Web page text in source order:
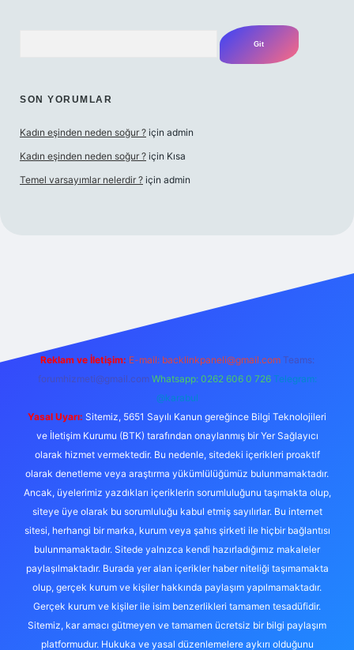
SON YORUMLAR
Kadın eşinden neden soğur ? için admin
Kadın eşinden neden soğur ? için Kısa
Temel varsayımlar nelerdir ? için admin
Reklam ve İletişim: E-mail: backlinkpaneli@gmail.com Teams:
forumhizmeti@gmail.com Whatsapp: 0262 606 0 726 Telegram:
@karabul
Yasal Uyarı: Sitemiz, 5651 Sayılı Kanun gereğince Bilgi Teknolojileri
ve İletişim Kurumu (BTK) tarafından onaylanmış bir Yer Sağlayıcı
olarak hizmet vermektedir. Bu nedenle, sitedeki içerikleri proaktif
olarak denetleme veya araştırma yükümlülüğümüz bulunmamaktadır.
Ancak, üyelerimiz yazdıkları içeriklerin sorumluluğunu taşımakta olup,
siteye üye olarak bu sorumluluğu kabul etmiş sayılırlar. Bu internet
sitesi, herhangi bir marka, kurum veya şahıs şirketi ile hiçbir bağlantısı
bulunmamaktadır. Sitede yalnızca kendi hazırladığımız makaleler
paylaşılmaktadır. Burada yer alan içerikler haber niteliği taşımamakta
olup, gerçek kurum ve kişiler hakkında paylaşım yapılmamaktadır.
Gerçek kurum ve kişiler ile isim benzerlikleri tamamen tesadüfidir.
Sitemiz, kar amacı gütmeyen ve tamamen ücretsiz bir bilgi paylaşım
platformudur. Hukuka ve yasal düzenlemelere aykırı olduğunu